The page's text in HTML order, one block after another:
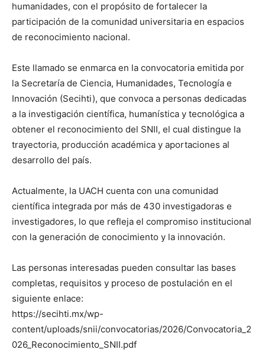
humanidades, con el propósito de fortalecer la
participación de la comunidad universitaria en espacios
de reconocimiento nacional.
Este llamado se enmarca en la convocatoria emitida por
la Secretaría de Ciencia, Humanidades, Tecnología e
Innovación (Secihti), que convoca a personas dedicadas
a la investigación científica, humanística y tecnológica a
obtener el reconocimiento del SNII, el cual distingue la
trayectoria, producción académica y aportaciones al
desarrollo del país.
Actualmente, la UACH cuenta con una comunidad
científica integrada por más de 430 investigadoras e
investigadores, lo que refleja el compromiso institucional
con la generación de conocimiento y la innovación.
Las personas interesadas pueden consultar las bases
completas, requisitos y proceso de postulación en el
siguiente enlace:
https://secihti.mx/wp-
content/uploads/snii/convocatorias/2026/Convocatoria_2
026_Reconocimiento_SNII.pdf